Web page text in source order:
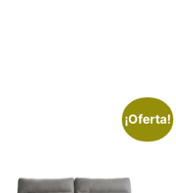
¡Oferta!